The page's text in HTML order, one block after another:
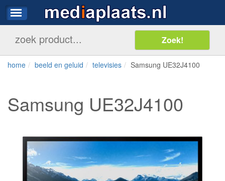
home beeld en geluid televisies Samsung UE32J4100
Samsung UE32J4100